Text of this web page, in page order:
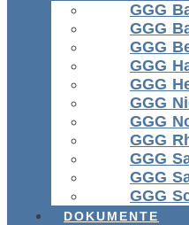
GGG
GGG
GGG
GGG
GGG
GGG
GGG
GGG
GGG
GGG
GGG
DOKUMENTE